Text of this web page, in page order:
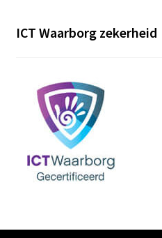
ICT Waarborg zekerheid